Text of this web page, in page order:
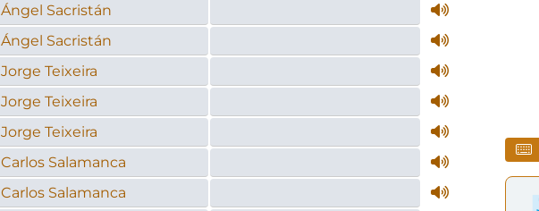
Ángel Sacristán
Ángel Sacristán
Jorge Teixeira
Jorge Teixeira
Jorge Teixeira
Carlos Salamanca
Carlos Salamanca